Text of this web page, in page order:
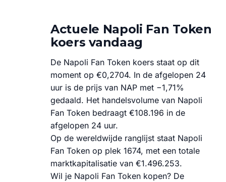
Actuele Napoli Fan Token
koers vandaag
De Napoli Fan Token koers staat op dit
moment op €0,2704. In de afgelopen 24
uur is de prijs van NAP met −1,71%
gedaald. Het handelsvolume van Napoli
Fan Token bedraagt €108.196 in de
afgelopen 24 uur.
Op de wereldwijde ranglijst staat Napoli
Fan Token op plek 1674, met een totale
marktkapitalisatie van €1.496.253.
Wil je Napoli Fan Token kopen? De